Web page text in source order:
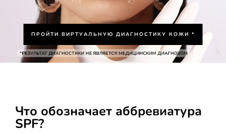
ПРОЙТИ ВИРТУАЛЬНУЮ ДИАГНОСТИКУ КОЖИ *
Что обозначает аббревиатура
SPF?